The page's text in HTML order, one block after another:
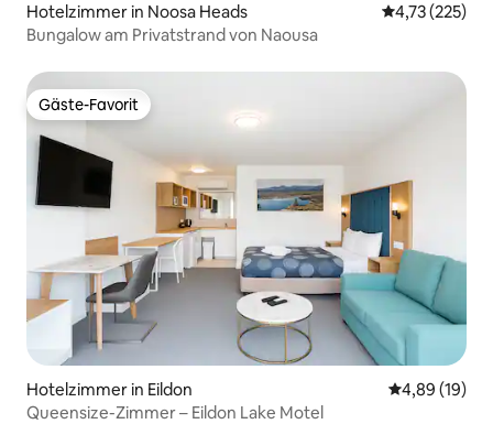
Hotelzimmer in Noosa Heads
4,73 (225)
Bungalow am Privatstrand von Naousa
Gäste-Favorit
Gäste-Favorit
Hotelzimmer in Eildon
4,89 (19)
Queensize-Zimmer – Eildon Lake Motel